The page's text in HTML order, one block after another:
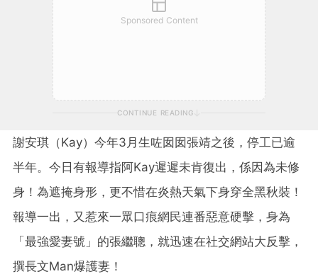
Sponsored Content
CONTINUE READING
謝安琪（Kay）今年3月生咗囡囡張靖之後，停工已逾
半年。今日有報導指阿Kay遲遲未肯復出，係因為未修
身！為遮掩身形，更不惜在炎熱天氣下身穿全黑秋裝！
報導一出，又惹來一眾口痕網民連番惡意硬擊，身為
「最強愛妻號」的張繼聰，就迅速在社交網站大反擊，
撰長文Man爆護妻！